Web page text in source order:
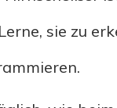
sie zu